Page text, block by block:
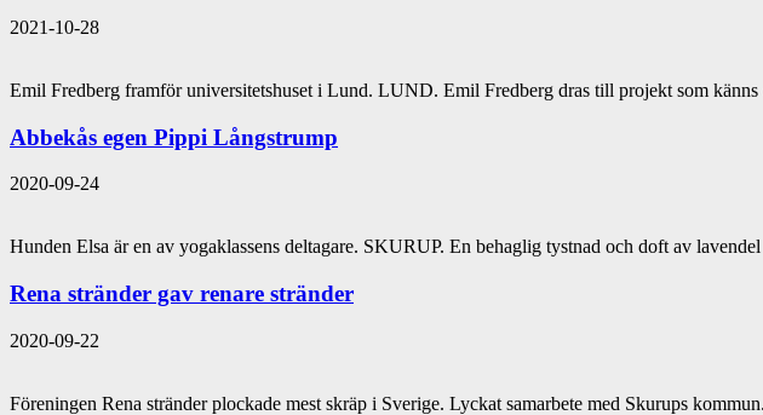
2021-10-28
Emil Fredberg framför universitetshuset i Lund. LUND. Emil Fredberg dras till projekt som
Abbekås egen Pippi Långstrump
2020-09-24
Hunden Elsa är en av yogaklassens deltagare. SKURUP. En behaglig tystnad och doft av
Rena stränder gav renare stränder
2020-09-22
Föreningen Rena stränder plockade mest skräp i Sverige. Lyckat samarbete med Skurups kommun.